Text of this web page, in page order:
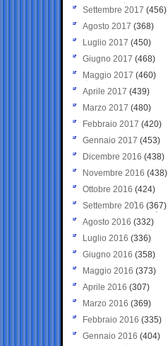
Settembre 2017 (456)
Agosto 2017 (368)
Luglio 2017 (450)
Giugno 2017 (468)
Maggio 2017 (460)
Aprile 2017 (439)
Marzo 2017 (480)
Febbraio 2017 (420)
Gennaio 2017 (453)
Dicembre 2016 (438)
Novembre 2016 (438)
Ottobre 2016 (424)
Settembre 2016 (367)
Agosto 2016 (332)
Luglio 2016 (336)
Giugno 2016 (358)
Maggio 2016 (373)
Aprile 2016 (307)
Marzo 2016 (369)
Febbraio 2016 (335)
Gennaio 2016 (404)